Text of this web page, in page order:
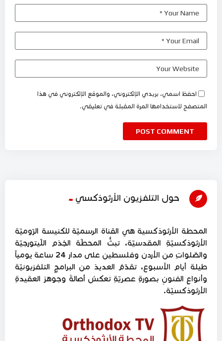
احفظ اسمي، بريدي الإلكتروني، والموقع الإلكتروني في هذا
المتصفح لاستخدامها المرة المقبلة في تعليقي.
حول التلفزيون الأرثوذكسي
المحطة الأرثوذكسية هي القناة الرسميّة للكنيسة الرّوميّة
الأرثوذكسيّةِ المقدسيّة، تبثُّ المحطّة الخِدَم اللّيتورجيّة
والصّلواتِ من الأردن وفلسطين على مدار 24 ساعة يومياً
طيلة أيام الأسبوع، تقدّمُ العديدَ من البرامجِ التلفزيونيّة
وأنواعِ الفنونِ بصورةِ عصريّةِ تعكسُ أصالةَ وجوهرَ العقيدةِ
الأرثوذكسيّة.